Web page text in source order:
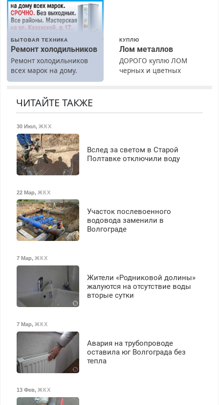
БЫТОВАЯ ТЕХНИКА
Ремонт холодильников
Ремонт холодильников
всех марок на дому.
КУПЛЮ
Лом металлов
ДОРОГО куплю ЛОМ
черных и цветных
ЧИТАЙТЕ ТАКЖЕ
30 Июл, ЖКХ
Вслед за светом в Старой
Полтавке отключили воду
22 Мар, ЖКХ
Участок послевоенного
водовода заменили в
Волгограде
7 Мар, ЖКХ
Жители «Родниковой долины»
жалуются на отсутствие воды
вторые сутки
7 Мар, ЖКХ
Авария на трубопроводе
оставила юг Волгограда без
тепла
13 Фев, ЖКХ